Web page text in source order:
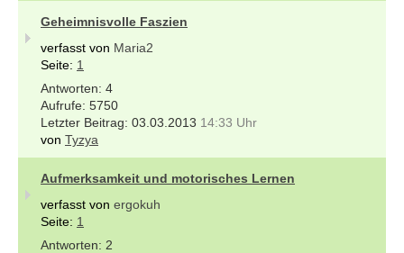
Geheimnisvolle Faszien
verfasst von Maria2
Seite: 1
4
5750
03.03.2013 14:33 Uhr
von Tyzya
Aufmerksamkeit und motorisches Lernen
verfasst von ergokuh
Seite: 1
2